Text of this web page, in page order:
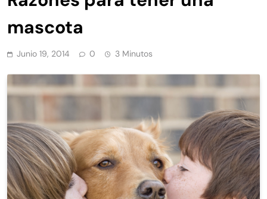
mascota
Junio 19, 2014 0 3 Minutos